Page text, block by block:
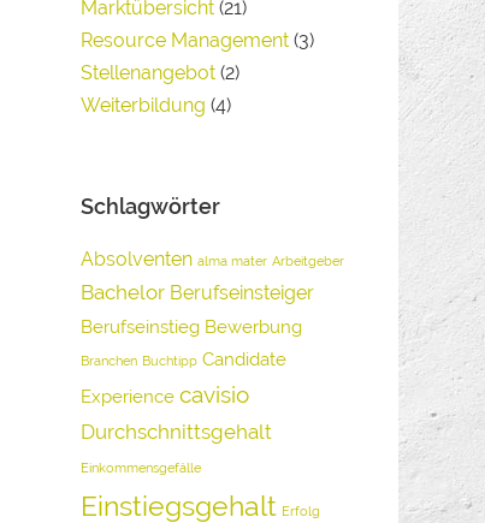
Marktübersicht (21)
Resource Management (3)
Stellenangebot (2)
Weiterbildung (4)
Schlagwörter
Absolventen alma mater Arbeitgeber
Bachelor Berufseinsteiger
Berufseinstieg Bewerbung
Branchen Buchtipp Candidate
Experience cavisio
Durchschnittsgehalt
Einkommensgefälle
Einstiegsgehalt Erfolg